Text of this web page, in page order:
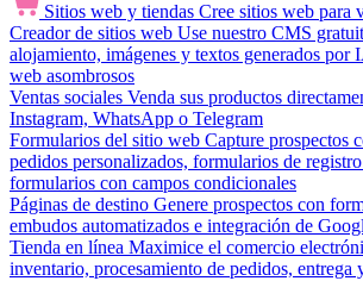
Sitios web y tiendas Cree sitios web para
Creador de sitios web Use nuestro CMS
alojamiento, imágenes y textos generados por
web asombrosos
Ventas sociales Venda sus productos
Instagram, WhatsApp o Telegram
Formularios del sitio web Capture prospectos
pedidos personalizados, formularios de
formularios con campos condicionales
Páginas de destino Genere prospectos con
embudos automatizados e integración de
Tienda en línea Maximice el comercio
inventario, procesamiento de pedidos, entrega